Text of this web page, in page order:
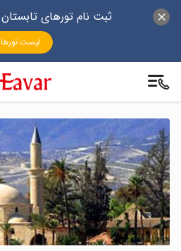
ثبت نام تورهای تابستان ۱۴۰۵ ایوار آغاز شد
لیست تورها